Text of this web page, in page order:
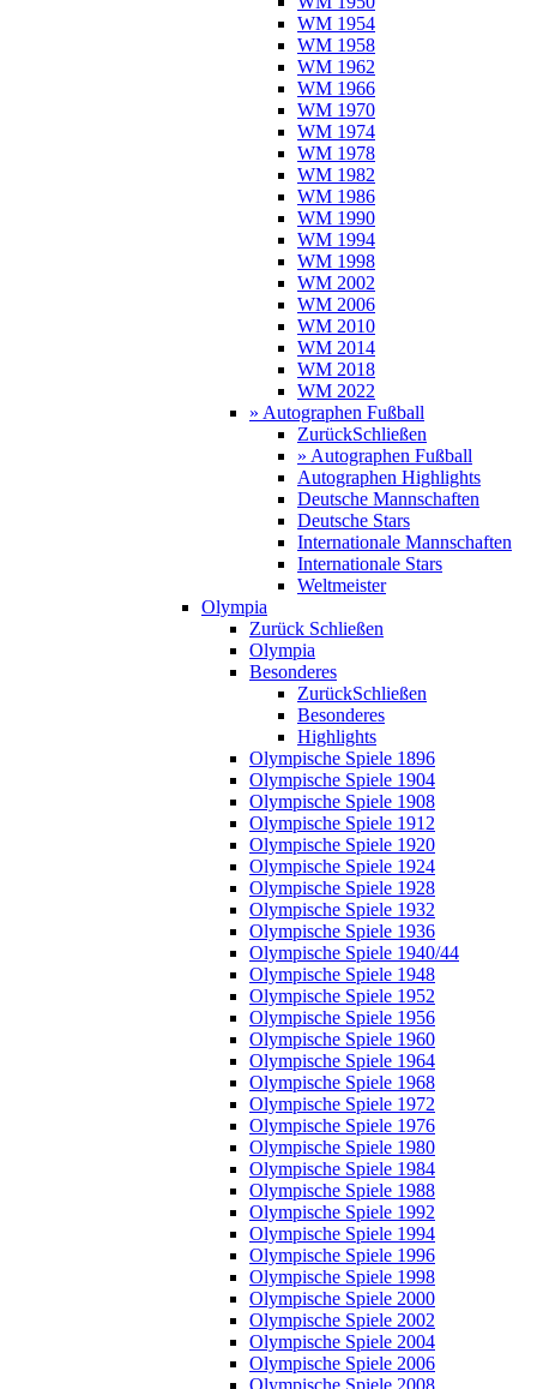
WM 1954
WM 1958
WM 1962
WM 1966
WM 1970
WM 1974
WM 1978
WM 1982
WM 1986
WM 1990
WM 1994
WM 1998
WM 2002
WM 2006
WM 2010
WM 2014
WM 2018
WM 2022
» Autographen Fußball
ZurückSchließen
» Autographen Fußball
Autographen Highlights
Deutsche Mannschaften
Deutsche Stars
Internationale Mannschaften
Internationale Stars
Weltmeister
Olympia
Zurück Schließen
Olympia
Besonderes
ZurückSchließen
Besonderes
Highlights
Olympische Spiele 1896
Olympische Spiele 1904
Olympische Spiele 1908
Olympische Spiele 1912
Olympische Spiele 1920
Olympische Spiele 1924
Olympische Spiele 1928
Olympische Spiele 1932
Olympische Spiele 1936
Olympische Spiele 1940/44
Olympische Spiele 1948
Olympische Spiele 1952
Olympische Spiele 1956
Olympische Spiele 1960
Olympische Spiele 1964
Olympische Spiele 1968
Olympische Spiele 1972
Olympische Spiele 1976
Olympische Spiele 1980
Olympische Spiele 1984
Olympische Spiele 1988
Olympische Spiele 1992
Olympische Spiele 1994
Olympische Spiele 1996
Olympische Spiele 1998
Olympische Spiele 2000
Olympische Spiele 2002
Olympische Spiele 2004
Olympische Spiele 2006
Olympische Spiele 2008